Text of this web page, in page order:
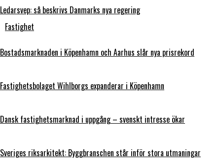
Ledarsvep: så beskrivs Danmarks nya regering
Fastighet
Bostadsmarknaden i Köpenhamn och Aarhus slår nya prisrekord
Fastighetsbolaget Wihlborgs expanderar i Köpenhamn
Dansk fastighetsmarknad i uppgång – svenskt intresse ökar
Sveriges riksarkitekt: Byggbranschen står inför stora utmaningar